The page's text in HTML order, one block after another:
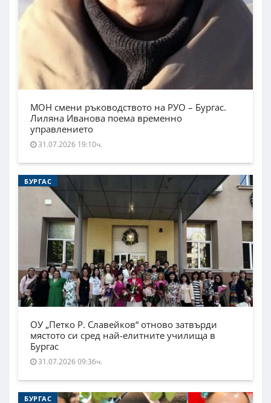
МОН смени ръководството на РУО – Бургас.
Лиляна Иванова поема временно
управлението
31.07.2026 19:10ч.
БУРГАС
ОУ „Петко Р. Славейков“ отново затвърди
мястото си сред най-елитните училища в
Бургас
31.07.2026 09:36ч.
БУРГАС